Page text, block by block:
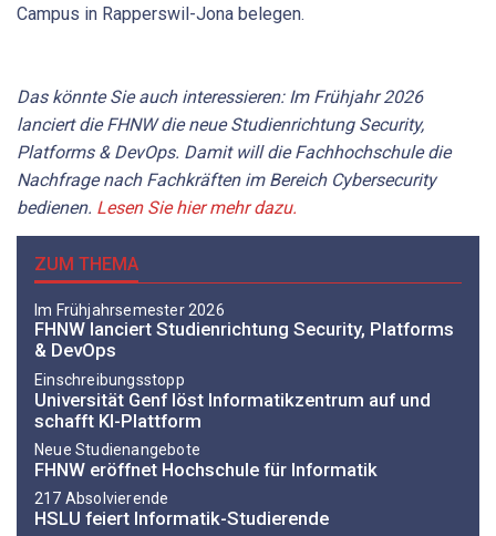
Campus in Rapperswil-Jona belegen.
Das könnte Sie auch interessieren: Im Frühjahr 2026
lanciert die FHNW die neue Studienrichtung Security,
Platforms & DevOps. Damit will die Fachhochschule die
Nachfrage nach Fachkräften im Bereich Cybersecurity
bedienen. Lesen Sie hier mehr dazu.
ZUM THEMA
Im Frühjahrsemester 2026
FHNW lanciert Studienrichtung Security, Platforms
& DevOps
Einschreibungsstopp
Universität Genf löst Informatikzentrum auf und
schafft KI-Plattform
Neue Studienangebote
FHNW eröffnet Hochschule für Informatik
217 Absolvierende
HSLU feiert Informatik-Studierende